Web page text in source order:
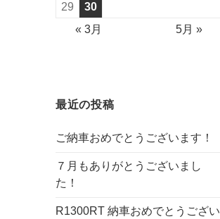
29
30
« 3月
5月 »
最近の投稿
ご納車おめでとうございます！
７月もありがとうございまし
た！
R1300RT 納車おめでとうござい